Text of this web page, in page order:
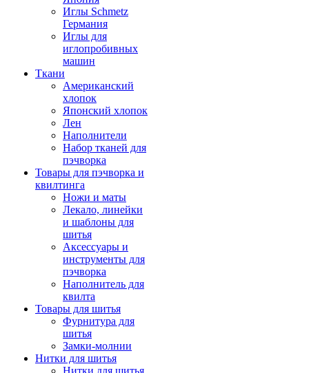
Иглы Schmetz
Германия
Иглы для
иглопробивных
машин
Ткани
Американский
хлопок
Японский хлопок
Лен
Наполнители
Набор тканей для
пэчворка
Товары для пэчворка и
квилтинга
Ножи и маты
Лекало, линейки
и шаблоны для
шитья
Аксессуары и
инструменты для
пэчворка
Наполнитель для
квилта
Товары для шитья
Фурнитура для
шитья
Замки-молнии
Нитки для шитья
Нитки для шитья